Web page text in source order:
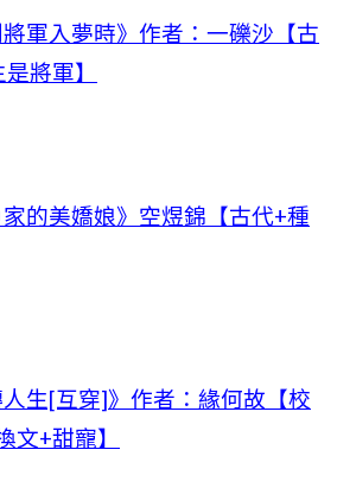
將軍入夢時》作者：一礫沙【古
將軍】
家的美嬌娘》空煜錦【古代+種
人生[互穿]》作者：緣何故【校
文+甜寵】